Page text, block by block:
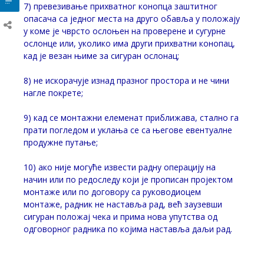
7) превезивање прихватног конопца заштитног
опасача са једног места на друго обавља у положају
у коме је чврсто ослоњен на проверене и сугурне
ослонце или, уколико има други прихватни конопац,
кад је везан њиме за сигуран ослонац;
8) не искорачује изнад празног простора и не чини
нагле покрете;
9) кад се монтажни елеменат приближава, стално га
прати погледом и уклања се са његове евентуалне
продужне путање;
10) ако није могуће извести радну операцију на
начин или по редоследу који је прописан пројектом
монтаже или по договору са руководиоцем
монтаже, радник не наставља рад, већ заузевши
сигуран положај чека и прима нова упутства од
одговорног радника по којима наставља даљи рад.